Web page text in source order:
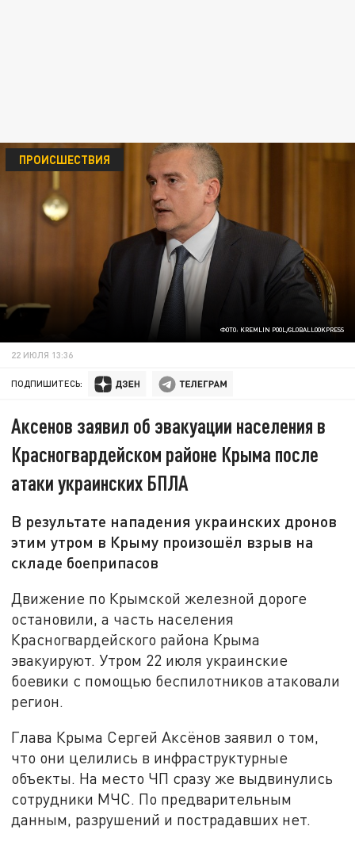
ФОТО: KREMLIN POOL/GLOBALLOOKPRESS
ПРОИСШЕСТВИЯ
22 ИЮЛЯ 13:36
ПОДПИШИТЕСЬ:
Аксенов заявил об эвакуации населения в
Красногвардейском районе Крыма после
атаки украинских БПЛА
В результате нападения украинских дронов
этим утром в Крыму произошёл взрыв на
складе боеприпасов
Движение по Крымской железной дороге
остановили, а часть населения
Красногвардейского района Крыма
эвакуируют. Утром 22 июля украинские
боевики с помощью беспилотников атаковали
регион.
Глава Крыма Сергей Аксёнов заявил о том,
что они целились в инфраструктурные
объекты. На место ЧП сразу же выдвинулись
сотрудники МЧС. По предварительным
данным, разрушений и пострадавших нет.